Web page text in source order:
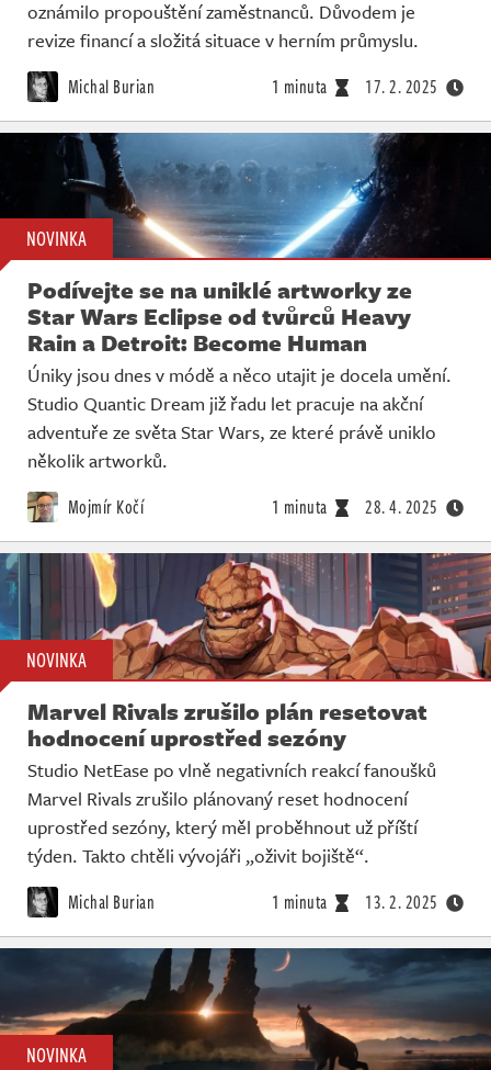
oznámilo propouštění zaměstnanců. Důvodem je
revize financí a složitá situace v herním průmyslu.
Michal Burian 1 minuta 17. 2. 2025
NOVINKA
Podívejte se na uniklé artworky ze
Star Wars Eclipse od tvůrců Heavy
Rain a Detroit: Become Human
Úniky jsou dnes v módě a něco utajit je docela umění.
Studio Quantic Dream již řadu let pracuje na akční
adventuře ze světa Star Wars, ze které právě uniklo
několik artworků.
Mojmír Kočí 1 minuta 28. 4. 2025
NOVINKA
Marvel Rivals zrušilo plán resetovat
hodnocení uprostřed sezóny
Studio NetEase po vlně negativních reakcí fanoušků
Marvel Rivals zrušilo plánovaný reset hodnocení
uprostřed sezóny, který měl proběhnout už příští
týden. Takto chtěli vývojáři „oživit bojiště“.
Michal Burian 1 minuta 13. 2. 2025
NOVINKA